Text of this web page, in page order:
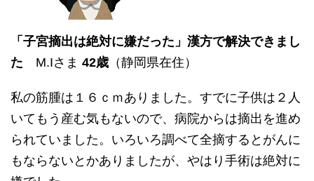
「子宮摘出は絶対に嫌だった」漢方で解決できまし
た M.Iさま 42歳 （静岡県在住）
私の筋腫は１６ｃｍありました。すでに子供は２人
いてもう産む気もないので、病院からは摘出を進め
られていました。いろいろ調べて全摘するとがんに
もならないとかありましたが、やはり手術は絶対に